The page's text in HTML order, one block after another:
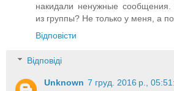
накидали ненужные
из группы? Не только у меня, а
Відповісти
Відповіді
Unknown 7 груд. 2016 р.,